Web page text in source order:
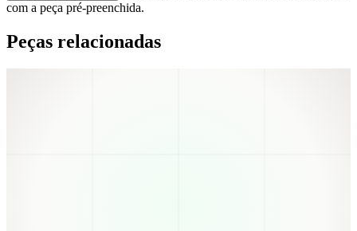
com a peça pré-preenchida.
Peças relacionadas